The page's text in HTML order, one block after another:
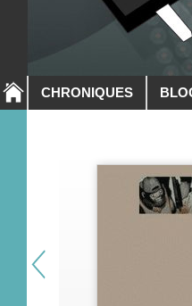
CHRONIQUES